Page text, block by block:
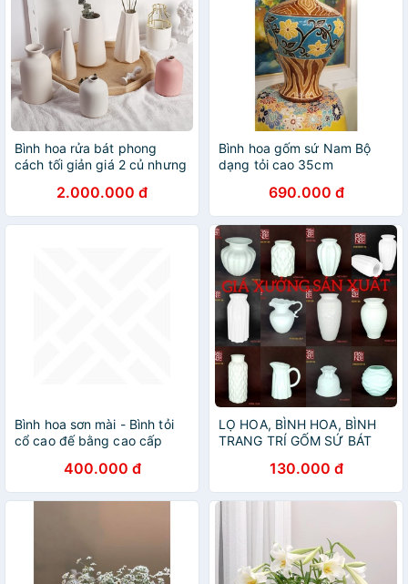
Bình hoa rửa bát phong
cách tối giản giá 2 củ nhưng
2.000.000 đ
Bình hoa gốm sứ Nam Bộ
dạng tỏi cao 35cm
690.000 đ
Bình hoa sơn mài - Bình tỏi
cổ cao đế bằng cao cấp
400.000 đ
LỌ HOA, BÌNH HOA, BÌNH
TRANG TRÍ GỐM SỨ BÁT
130.000 đ